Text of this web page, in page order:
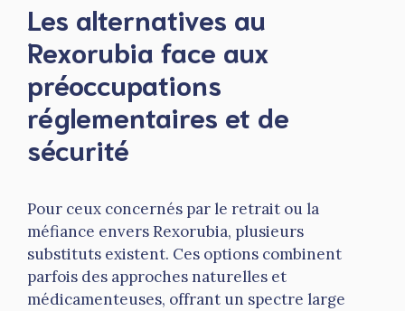
Les alternatives au
Rexorubia face aux
préoccupations
réglementaires et de
sécurité
Pour ceux concernés par le retrait ou la
méfiance envers Rexorubia, plusieurs
substituts existent. Ces options combinent
parfois des approches naturelles et
médicamenteuses, offrant un spectre large